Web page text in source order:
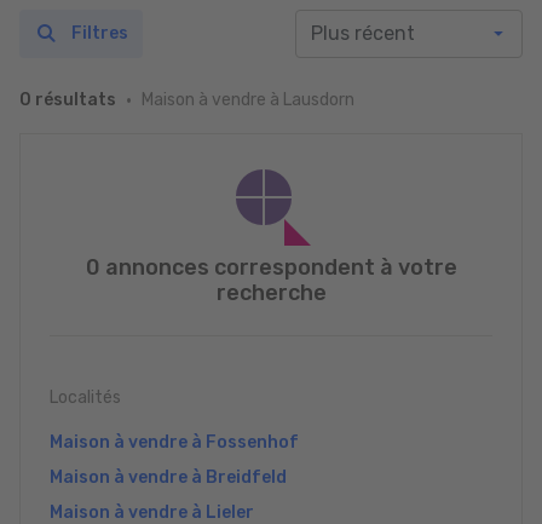
0 résultats Maison à vendre à Lausdorn
Filtres
0 annonces correspondent à votre
recherche
Localités
Maison à vendre à Fossenhof
Maison à vendre à Breidfeld
Maison à vendre à Lieler